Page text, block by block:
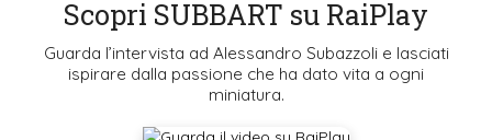
Scopri SUBBART su RaiPlay
Guarda l’intervista ad Alessandro Subazzoli e lasciati
ispirare dalla passione che ha dato vita a ogni
miniatura.